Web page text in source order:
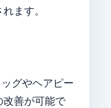
ます。
グやヘアピー
改善が可能で